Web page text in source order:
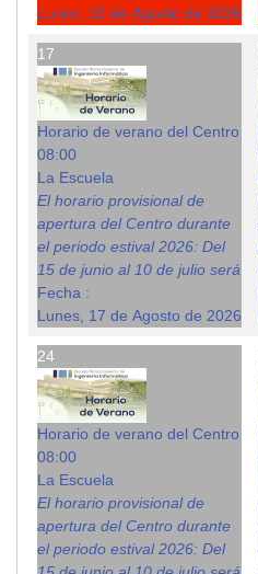
Lunes, 10 de Agosto de 2026
17
Horario de verano del Centro
08:00
La Escuela
El horario provisional de
apertura del Centro durante
el periodo estival 2026: Del
15 de junio al 10 de julio será
Fecha :
Lunes, 17 de Agosto de 2026
24
Horario de verano del Centro
08:00
La Escuela
El horario provisional de
apertura del Centro durante
el periodo estival 2026: Del